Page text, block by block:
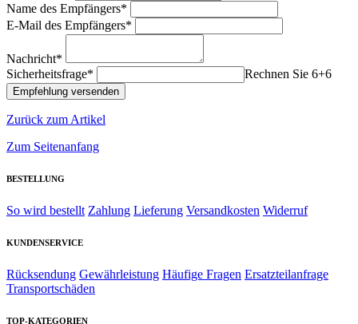
Name des Empfängers*
E-Mail des Empfängers*
Nachricht*
Sicherheitsfrage*
Rechnen Sie 6+6
Zurück zum Artikel
Zum Seitenanfang
BESTELLUNG
So wird bestellt Zahlung Lieferung Versandkosten Widerruf
KUNDENSERVICE
Rücksendung Gewährleistung Häufige Fragen Ersatzteilanfrage
Transportschäden
TOP-KATEGORIEN